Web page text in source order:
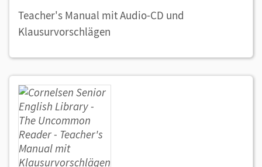
Teacher's Manual mit Audio-CD und
Klausurvorschlägen